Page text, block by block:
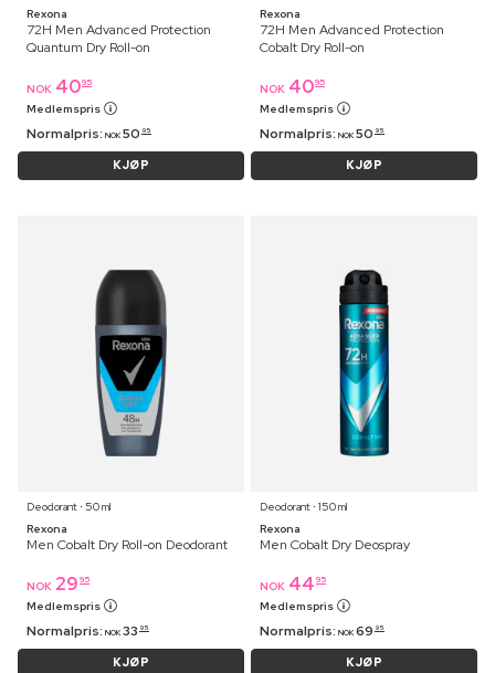
Rexona
72H Men Advanced Protection
Quantum Dry Roll-on
NOK 4095
Medlemspris
Normalpris: NOK 50 95
KJØP
Rexona
72H Men Advanced Protection
Cobalt Dry Roll-on
NOK 4095
Medlemspris
Normalpris: NOK 50 95
KJØP
Deodorant ⋅ 50 ml
Rexona
Men Cobalt Dry Roll-on Deodorant
NOK 29 95
Medlemspris
Normalpris: NOK 33 95
KJØP
Deodorant ⋅ 150 ml
Rexona
Men Cobalt Dry Deospray
NOK 44 95
Medlemspris
Normalpris: NOK 69 95
KJØP